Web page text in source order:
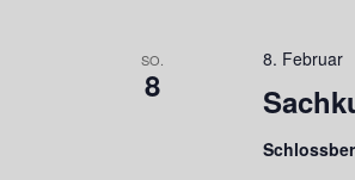
SO.
8
8. Februar